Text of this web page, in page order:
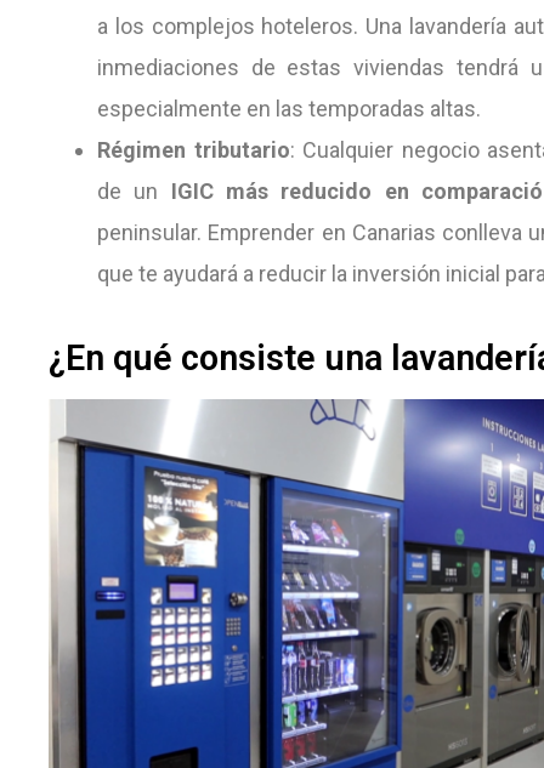
a los complejos hoteleros. Una lavandería
inmediaciones de estas viviendas tendrá
especialmente en las temporadas altas.
Régimen tributario: Cualquier negocio
de un IGIC más reducido en
peninsular. Emprender en Canarias conlleva
que te ayudará a reducir la inversión inicial
¿En qué consiste una